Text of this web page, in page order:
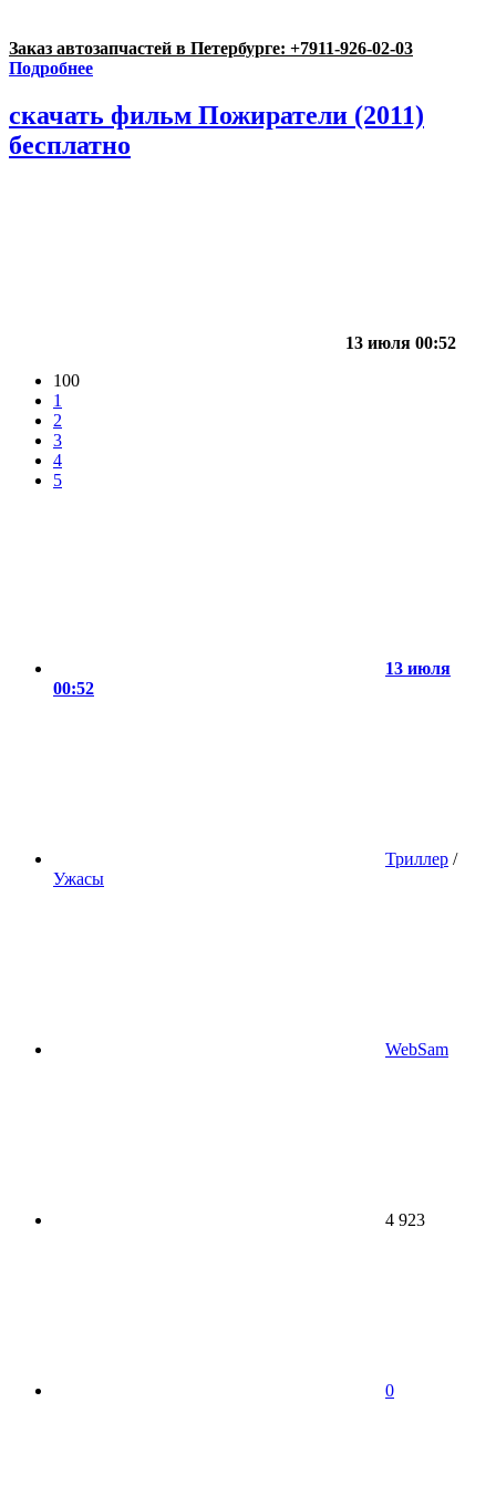
Заказ автозапчастей в Петербурге: +7911-926-02-03
Подробнее
скачать фильм Пожиратели (2011)
бесплатно
13 июля 00:52
100
1
2
3
4
5
13 июля
00:52
Триллер /
Ужасы
WebSam
4 923
0